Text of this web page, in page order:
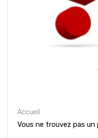
Accueil
Vous ne trouvez pas